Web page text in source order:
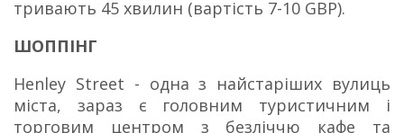
тривають 45 хвилин (вартість 7-10 GBP).
ШОППІНГ
Henley Street - одна з найстаріших вулиць
міста, зараз є головним туристичним і
торговим центром з безліччю кафе та